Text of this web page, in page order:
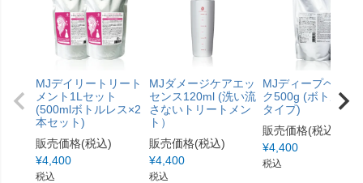
MJデイリートリート
メント1Lセット
(500mlボトルレス×2
本セット)
販売価格(税込)
¥4,400
税込
MJダメージケアエッ
センス120ml (洗い流
さないトリートメン
ト）
販売価格(税込)
¥4,400
税込
MJディープヘアマ
ク500g (ボトルレス
タイプ)
販売価格(税込)
¥4,400
税込